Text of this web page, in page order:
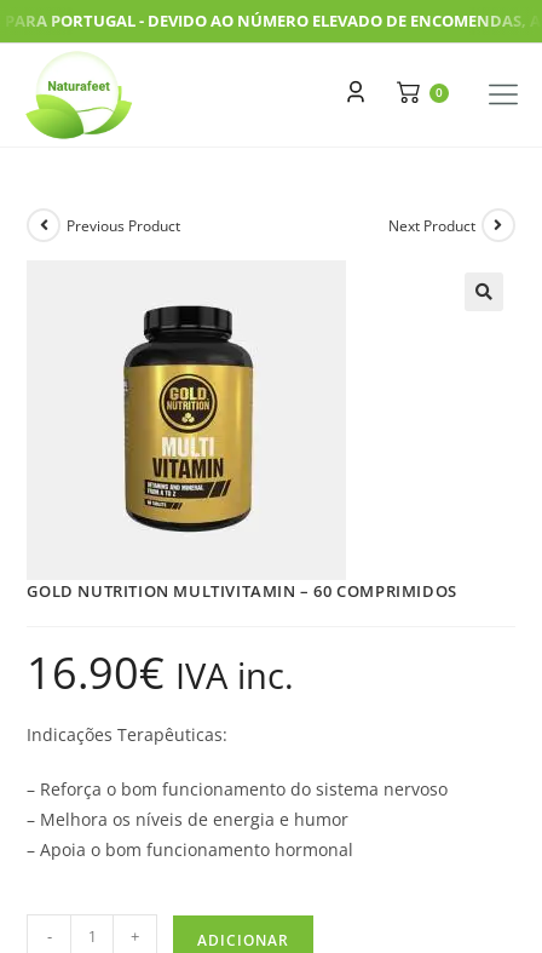
PORTUGAL - DEVIDO AO NÚMERO ELEVADO DE ENCOMENDAS, AS
Previous Product Next Product
GOLD NUTRITION MULTIVITAMIN – 60 COMPRIMIDOS
16.90€ IVA inc.
Indicações Terapêuticas:
– Reforça o bom funcionamento do sistema nervoso
– Melhora os níveis de energia e humor
– Apoia o bom funcionamento hormonal
- + ADICIONAR